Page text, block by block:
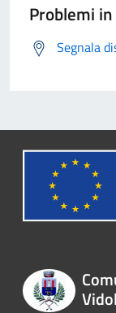
Problemi
Segnala